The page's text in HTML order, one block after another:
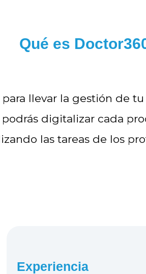
Qué es
para llevar la gestión de
digitalizar cada
las tareas de los
Experiencia